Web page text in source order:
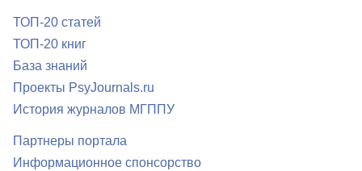
ТОП-20 статей
ТОП-20 книг
База знаний
Проекты PsyJournals.ru
История журналов МГППУ
Партнеры портала
Информационное спонсорство